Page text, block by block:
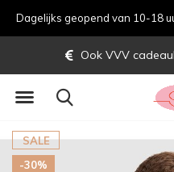
Ook VVV
SALE
-30%